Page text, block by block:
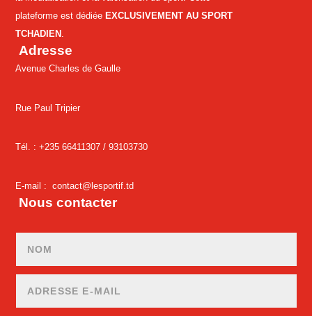
plateforme est dédiée EXCLUSIVEMENT AU SPORT
TCHADIEN .
Adresse
Avenue Charles de Gaulle
Rue Paul Tripier
Tél. : +235 66411307 /93103730
E-mail :contact@lesportif.td
Nous contacter